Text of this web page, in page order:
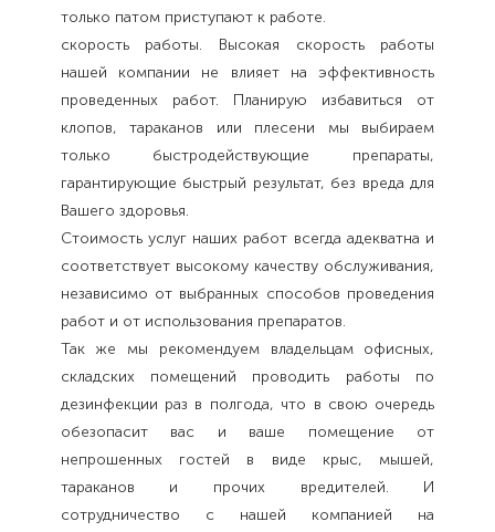
только патом приступают к работе.
скорость работы. Высокая скорость работы
нашей компании не влияет на эффективность
проведенных работ. Планирую избавиться от
клопов, тараканов или плесени мы выбираем
только быстродействующие препараты,
гарантирующие быстрый результат, без вреда для
Вашего здоровья.
Стоимость услуг наших работ всегда адекватна и
соответствует высокому качеству обслуживания,
независимо от выбранных способов проведения
работ и от использования препаратов.
Так же мы рекомендуем владельцам офисных,
складских помещений проводить работы по
дезинфекции раз в полгода, что в свою очередь
обезопасит вас и ваше помещение от
непрошенных гостей в виде крыс, мышей,
тараканов и прочих вредителей. И
сотрудничество с нашей компанией на